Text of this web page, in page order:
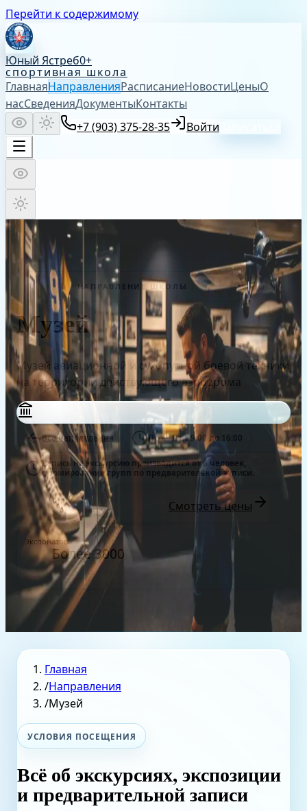
Перейти к содержимому
Юный Ястреб0+
спортивная школа
ГлавнаяНаправленияРасписаниеНовостиЦеныО
насСведенияДокументыКонтакты
+7 (903) 375-28-35
Войти
НАПРАВЛЕНИЕ ШКОЛЫ
Музей
Музей авиационной и сухопутной боевой техники
на территории действующего аэродрома
Все направления Пн — Пт с 9:00 до 16:00
Запись на экскурсию производится от 6 человек,
формирование групп по предварительной записи.
Записаться на экскурсию Смотреть цены
Экспонатов
Более 3000
Главная
/Направления
/Музей
УСЛОВИЯ ПОСЕЩЕНИЯ
Всё об экскурсиях, экспозиции
и предварительной записи